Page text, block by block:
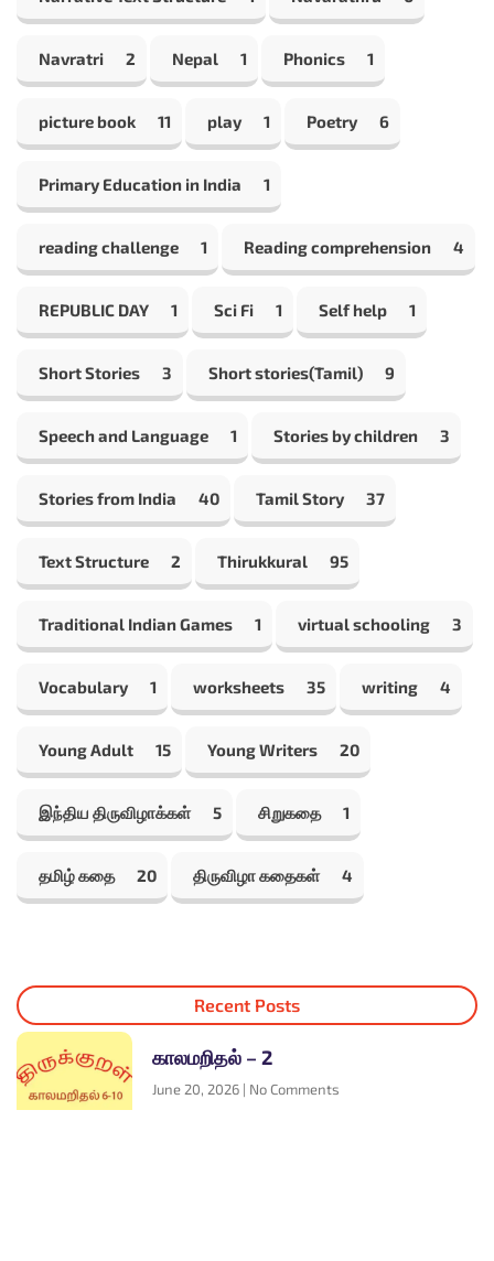
Navratri 2 Nepal 1 Phonics 1
picture book 11 play 1 Poetry 6
Primary Education in India 1
reading challenge 1 Reading comprehension 4
REPUBLIC DAY 1 Sci Fi 1 Self help 1
Short Stories 3 Short stories(Tamil) 9
Speech and Language 1 Stories by children 3
Stories from India 40 Tamil Story 37
Text Structure 2 Thirukkural 95
Traditional Indian Games 1 virtual schooling 3
Vocabulary 1 worksheets 35 writing 4
Young Adult 15 Young Writers 20
இந்திய திருவிழாக்கள் 5 சிறுகதை 1
தமிழ் கதை 20 திருவிழா கதைகள் 4
Recent Posts
காலமறிதல் – 2
June 20, 2026 No Comments